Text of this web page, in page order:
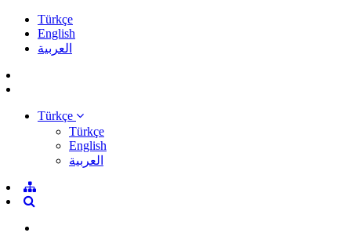
Türkçe
English
العربية
Türkçe
Türkçe
English
العربية